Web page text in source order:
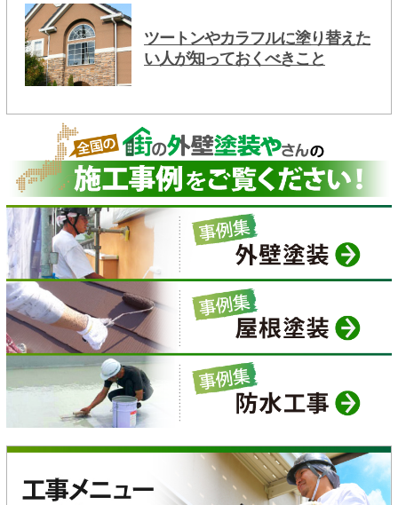
ツートンやカラフルに塗り替えた
い人が知っておくべきこと